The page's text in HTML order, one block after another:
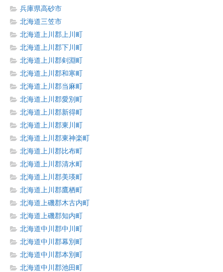
兵庫県高砂市
北海道三笠市
北海道上川郡上川町
北海道上川郡下川町
北海道上川郡剣淵町
北海道上川郡和寒町
北海道上川郡当麻町
北海道上川郡愛別町
北海道上川郡新得町
北海道上川郡東川町
北海道上川郡東神楽町
北海道上川郡比布町
北海道上川郡清水町
北海道上川郡美瑛町
北海道上川郡鷹栖町
北海道上磯郡木古内町
北海道上磯郡知内町
北海道中川郡中川町
北海道中川郡幕別町
北海道中川郡本別町
北海道中川郡池田町